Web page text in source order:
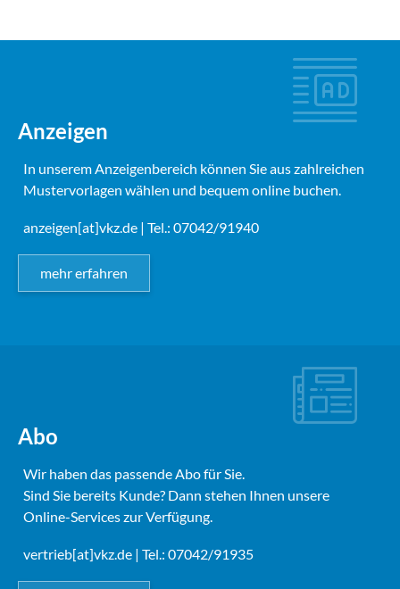
Anzeigen
In unserem Anzeigenbereich können Sie aus zahlreichen
Mustervorlagen wählen und bequem online buchen.
anzeigen[at]vkz.de | Tel.: 07042/91940
mehr erfahren
Abo
Wir haben das passende Abo für Sie.
Sind Sie bereits Kunde? Dann stehen Ihnen unsere
Online-Services zur Verfügung.
vertrieb[at]vkz.de | Tel.: 07042/91935